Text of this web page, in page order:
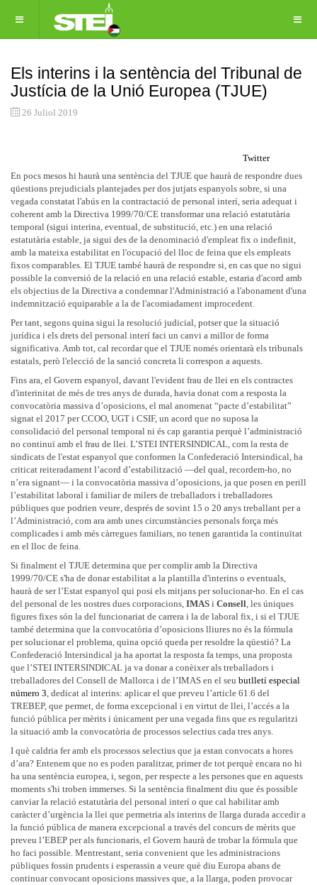
Els interins i la sentència del Tribunal de
Justícia de la Unió Europea (TJUE)
26 Juliol 2019
Twitter
En pocs mesos hi haurà una sentència del TJUE que haurà de respondre dues
qüestions prejudicials plantejades per dos jutjats espanyols sobre, si una
vegada constatat l'abús en la contractació de personal interí, seria adequat i
coherent amb la Directiva 1999/70/CE transformar una relació estatutària
temporal (sigui interina, eventual, de substitució, etc.) en una relació
estatutària estable, ja sigui des de la denominació d'empleat fix o indefinit,
amb la mateixa estabilitat en l'ocupació del lloc de feina que els empleats
fixos comparables. El TJUE també haurà de respondre si, en cas que no sigui
possible la conversió de la relació en una relació estable, estaria d'acord amb
els objectius de la Directiva a condemnar l'Administració a l'abonament d'una
indemnització equiparable a la de l'acomiadament improcedent.
Per tant, segons quina sigui la resolució judicial, potser que la situació
jurídica i els drets del personal interí faci un canvi a millor de forma
significativa. Amb tot, cal recordar que el TJUE només orientarà els tribunals
estatals, però l'elecció de la sanció concreta li correspon a aquests.
Fins ara, el Govern espanyol, davant l'evident frau de llei en els contractes
d'interinitat de més de tres anys de durada, havia donat com a resposta la
convocatòria massiva d’oposicions, el mal anomenat “pacte d’estabilitat”
signat el 2017 per CCOO, UGT i CSIF, un acord que no suposa la
consolidació del personal temporal ni és cap garantia perquè l’administració
no continuï amb el frau de llei. L’STEI INTERSINDICAL, com la resta de
sindicats de l'estat espanyol que conformen la Confederació Intersindical, ha
criticat reiteradament l’acord d’estabilització —del qual, recordem-ho, no
n’era signant— i la convocatòria massiva d’oposicions, ja que posen en perill
l’estabilitat laboral i familiar de milers de treballadors i treballadores
públiques que podrien veure, després de sovint 15 o 20 anys treballant per a
l’Administració, com ara amb unes circumstàncies personals força més
complicades i amb més càrregues familiars, no tenen garantida la continuïtat
en el lloc de feina.
Si finalment el TJUE determina que per complir amb la Directiva
1999/70/CE s'ha de donar estabilitat a la plantilla d'interins o eventuals,
haurà de ser l’Estat espanyol qui posi els mitjans per solucionar-ho. En el cas
del personal de les nostres dues corporacions, IMAS i Consell, les úniques
figures fixes són la del funcionariat de carrera i la de laboral fix, i si el TJUE
també determina que la convocatòria d’oposicions lliures no és la fórmula
per solucionar el problema, quina opció queda per resoldre la qüestió? La
Confederació Intersindical ja ha aportat la resposta fa temps, una proposta
que l’STEI INTERSINDICAL ja va donar a conèixer als treballadors i
treballadores del Consell de Mallorca i de l’IMAS en el seu butlletí especial
número 3, dedicat al interins: aplicar el que preveu l’article 61.6 del
TREBEP, que permet, de forma excepcional i en virtut de llei, l’accés a la
funció pública per mèrits i únicament per una vegada fins que es regularitzi
la situació amb la convocatòria de processos selectius cada tres anys.
I què caldria fer amb els processos selectius que ja estan convocats a hores
d’ara? Entenem que no es poden paralitzar, primer de tot perquè encara no hi
ha una sentència europea, i, segon, per respecte a les persones que en aquests
moments s'hi troben immerses. Si la sentència finalment diu que és possible
canviar la relació estatutària del personal interí o que cal habilitar amb
caràcter d’urgència la llei que permetria als interins de llarga durada accedir a
la funció pública de manera excepcional a través del concurs de mèrits que
preveu l’EBEP per als funcionaris, el Govern haurà de trobar la fórmula que
ho faci possible. Mentrestant, seria convenient que les administracions
públiques fossin prudents i esperassin a veure què diu Europa abans de
continuar convocant oposicions massives que, a la llarga, poden provocar